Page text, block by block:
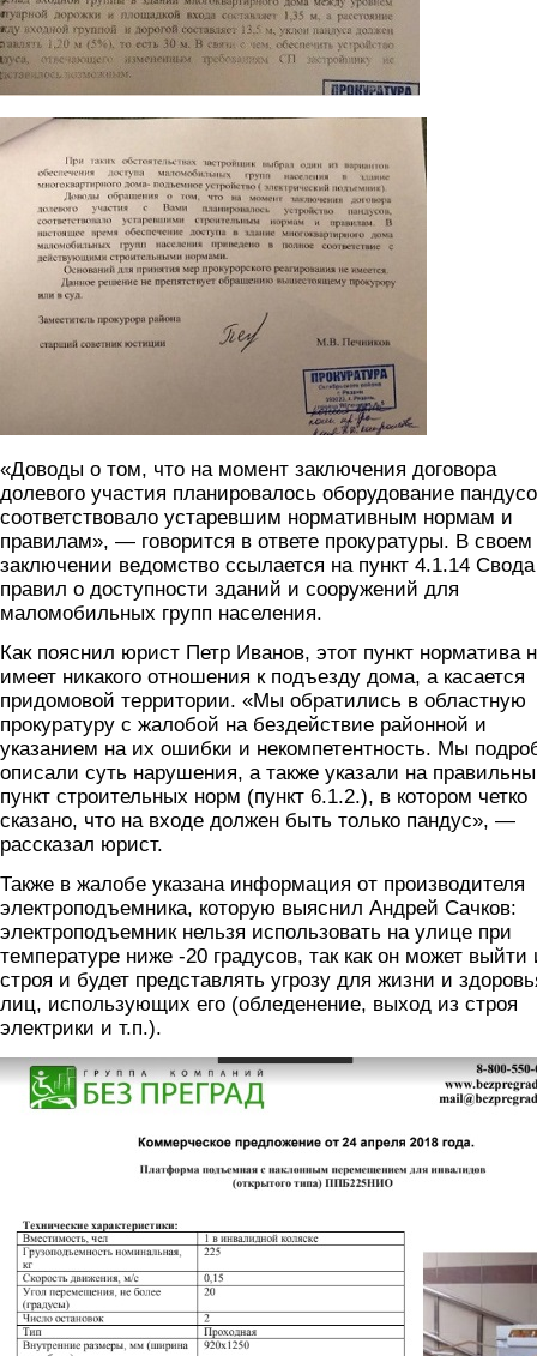
2.jpg
«Доводы о том, что на момент заключения договора
долевого участия планировалось оборудование
соответствовало устаревшим нормативным нормам и
правилам», — говорится в ответе прокуратуры. В своем
заключении ведомство ссылается на пункт 4.1.14 Свода
правил о доступности зданий и сооружений для
маломобильных групп населения.
Как пояснил юрист Петр Иванов, этот пункт норматива
имеет никакого отношения к подъезду дома, а касается
придомовой территории. «Мы обратились в областную
прокуратуру с жалобой на бездействие районной и
указанием на их ошибки и некомпетентность. Мы
описали суть нарушения, а также указали на
пункт строительных норм (пункт 6.1.2.), в котором четко
сказано, что на входе должен быть только пандус», —
рассказал юрист.
Также в жалобе указана информация от производителя
электроподъемника, которую выяснил Андрей Сачков:
электроподъемник нельзя использовать на улице при
температуре ниже -20 градусов, так как он может выйти
строя и будет представлять угрозу для жизни и
лиц, использующих его (обледенение, выход из строя
электрики и т.п.).
3.jpg